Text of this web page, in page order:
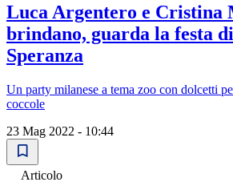
Luca Argentero e Cristina
brindano, guarda la festa
Speranza
Un party milanese a tema zoo con dolcetti
coccole
23 Mag 2022 - 10:44
Articolo